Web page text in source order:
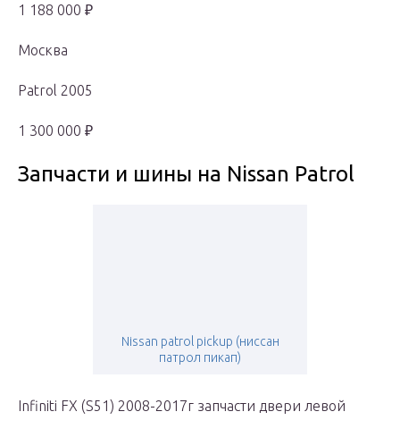
1 188 000 ₽
Москва
Patrol 2005
1 300 000 ₽
Запчасти и шины на Nissan Patrol
Nissan patrol pickup (ниссан
патрол пикап)
Infiniti FX (S51) 2008-2017г запчасти двери левой